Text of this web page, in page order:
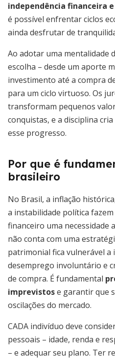
independência financeira
é possível enfrentar ciclos
ainda desfrutar de
Ao adotar uma mentalidade
escolha – desde um aporte
investimento até a compra
para um ciclo virtuoso. Os
transformam pequenos
conquistas, e a disciplina
esse progresso.
Por que é
brasileiro
No Brasil, a inflação
a instabilidade política
financeiro uma necessidade
não conta com uma
patrimonial fica vulnerável a
desemprego involuntário e
de compra. É fundamental
imprevistose garantir que
oscilações do mercado.
CADA indivíduo deve
pessoais – idade, renda e
– e adequar seu plano. Ter